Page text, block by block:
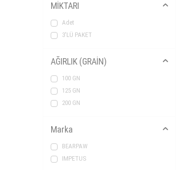
MİKTARI
Adet
3'LÜ PAKET
AĞIRLIK (GRAİN)
100 GN
125 GN
200 GN
Marka
BEARPAW
IMPETUS